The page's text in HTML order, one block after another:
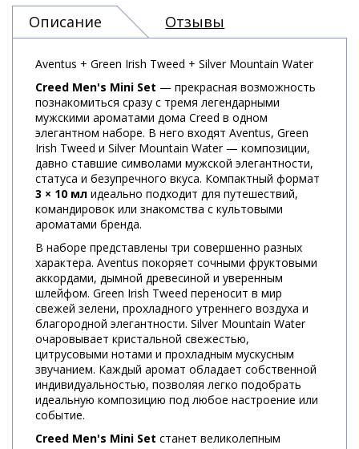
Описание Отзывы
Aventus + Green Irish Tweed + Silver Mountain Water
Creed Men's Mini Set — прекрасная возможность
познакомиться сразу с тремя легендарными
мужскими ароматами дома Creed в одном
элегантном наборе. В него входят Aventus, Green
Irish Tweed и Silver Mountain Water — композиции,
давно ставшие символами мужской элегантности,
статуса и безупречного вкуса. Компактный формат
3 × 10 мл идеально подходит для путешествий,
командировок или знакомства с культовыми
ароматами бренда.
В наборе представлены три совершенно разных
характера. Aventus покоряет сочными фруктовыми
аккордами, дымной древесиной и уверенным
шлейфом. Green Irish Tweed переносит в мир
свежей зелени, прохладного утреннего воздуха и
благородной элегантности. Silver Mountain Water
очаровывает кристальной свежестью,
цитрусовыми нотами и прохладным мускусным
звучанием. Каждый аромат обладает собственной
индивидуальностью, позволяя легко подобрать
идеальную композицию под любое настроение или
событие.
Creed Men's Mini Set станет великолепным